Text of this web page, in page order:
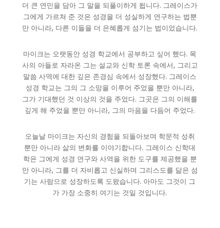
더 큰 연민을 담아 그 말을 되풀이하게 됩니다. 그레이스가
그에게 가르쳐 준 것은 성경을 더 성실하게 연구하는 법뿐
만 아니라, 다른 이들을 더 은혜롭게 섬기는 법이었습니다.
마이크는 오랫동안 성경 학교에서 공부하고 싶어 했다. 목
사의 아들로 자라온 그는 설교와 신학 토론 속에서, 그리고
말씀 사역에 대한 깊은 존경심 속에서 성장했다. 그레이스
성경 학교는 그의 그 소망을 이루어 주었을 뿐만 아니라,
그가 기대했던 것 이상의 것을 주었다. 그곳은 그의 이해를
깊게 해 주었을 뿐만 아니라, 그의 마음을 다듬어 주었다.
오늘날 마이크는 자신의 경험을 되돌아보며 학문적 성취
뿐만 아니라 삶의 변화를 이야기합니다. 그레이스 신학대
학은 그에게 성경 연구와 사역을 위한 도구를 제공했을 뿐
만 아니라, 그를 더 자비롭고 신실하며 그리스도를 닮은 섬
기는 사람으로 성장하도록 도왔습니다. 아마도 그것이 그
가 가장 소중히 여기는 것일 것입니다.